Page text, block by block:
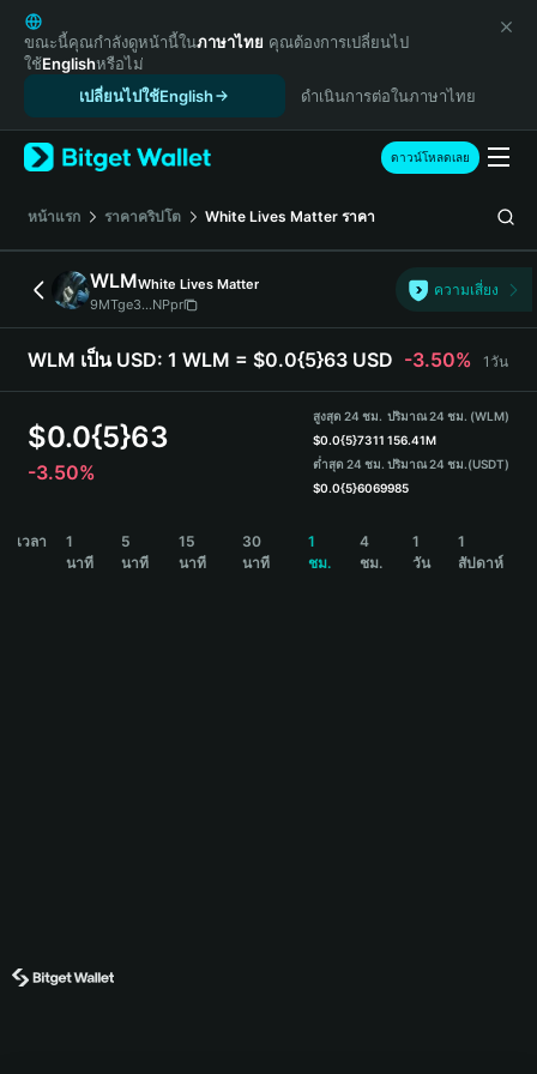
English
日本語
Tiếng Việt
Español (Latinoamérica)
Türkçe
Français
Deutsch
简体中文
繁體中文
Português (Portugal)
Bahasa Indonesia
ภาษาไทย
Español
Español (Argentina)
ขณะนี้คุณกำลังดูหน้านี้ในภาษาไทย คุณต้องการเปลี่ยนไป
ใช้Englishหรือไม่
เปลี่ยนไปใช้English
ดำเนินการต่อในภาษาไทย
ดาวน์โหลดเลย
หน้าแรก ราคาคริปโต White Lives Matter ราคา
WLMWhite Lives Matter
9MTge3...NPpr
ความเสี่ยง
WLM เป็น USD: 1 WLM = $0.0{5}63 USD -3.50% 1วัน
$0.0{5}63
-3.50%
สูงสุด 24 ชม.
$0.0{5}7311
ต่ำสุด 24 ชม.
$0.0{5}6069
ปริมาณ 24 ชม. (WLM)
156.41M
ปริมาณ 24 ชม.(USDT)
985
เวลา
1
นาที
5
นาที
15
นาที
30
นาที
1
ชม.
4
ชม.
1
วัน
1
สัปดาห์